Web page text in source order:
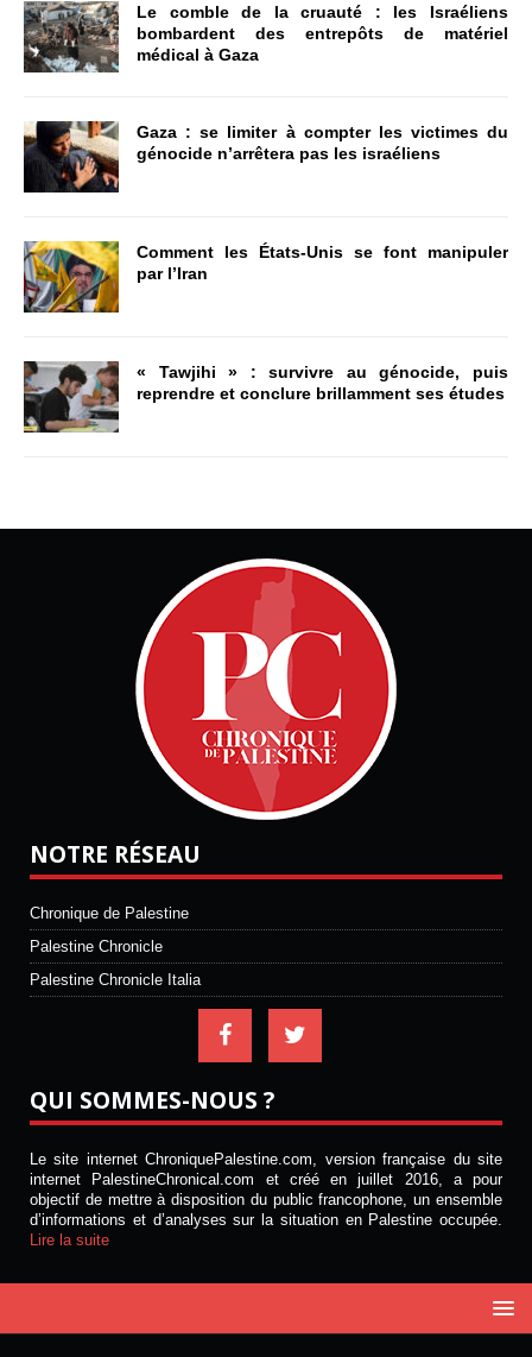
Le comble de la cruauté : les Israéliens
bombardent des entrepôts de matériel
médical à Gaza
Gaza : se limiter à compter les victimes du
génocide n’arrêtera pas les israéliens
Comment les États-Unis se font manipuler
par l’Iran
« Tawjihi » : survivre au génocide, puis
reprendre et conclure brillamment ses études
NOTRE RÉSEAU
Chronique de Palestine
Palestine Chronicle
Palestine Chronicle Italia
QUI SOMMES-NOUS ?
Le site internet ChroniquePalestine.com, version française du site
internet PalestineChronical.com et créé en juillet 2016, a pour
objectif de mettre à disposition du public francophone, un ensemble
d’informations et d’analyses sur la situation en Palestine occupée.
Lire la suite